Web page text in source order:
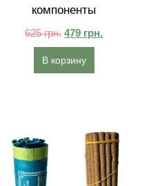
компоненты
625грн. 479 грн.
В корзину